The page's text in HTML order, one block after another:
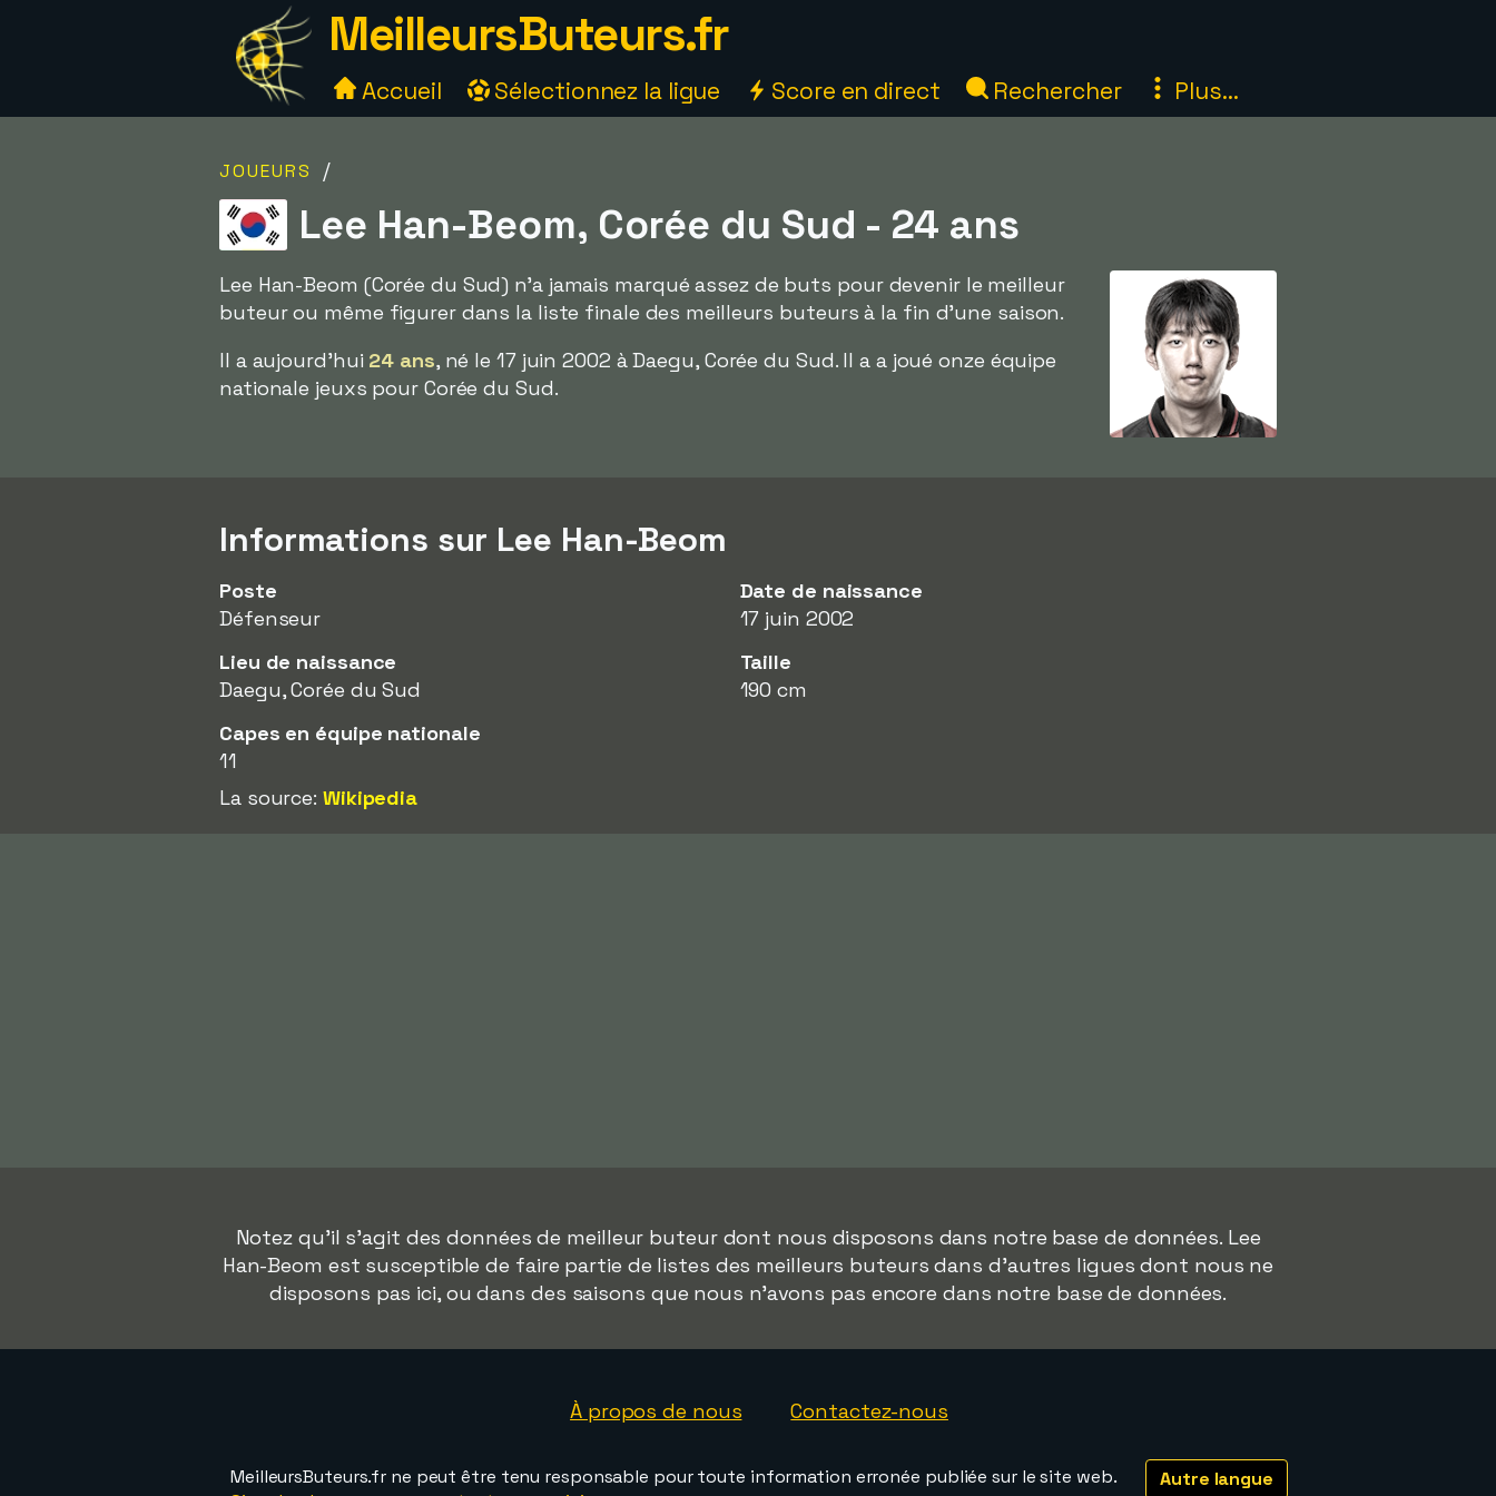
MeilleursButeurs.fr
Accueil Sélectionnez la ligue Score en direct Rechercher Plus...
JOUEURS /
Lee Han-Beom, Corée du Sud - 24 ans
Lee Han-Beom (Corée du Sud) n'a jamais marqué assez de buts pour devenir le meilleur
buteur ou même figurer dans la liste finale des meilleurs buteurs à la fin d'une saison.
Il a aujourd'hui 24 ans, né le 17 juin 2002 à Daegu, Corée du Sud. Il a a joué onze équipe
nationale jeuxs pour Corée du Sud.
Informations sur Lee Han-Beom
Poste
Défenseur
Date de naissance
17 juin 2002
Lieu de naissance
Daegu, Corée du Sud
Taille
190 cm
Capes en équipe nationale
11
La source: Wikipedia
Notez qu'il s'agit des données de meilleur buteur dont nous disposons dans notre base de données. Lee
Han-Beom est susceptible de faire partie de listes des meilleurs buteurs dans d'autres ligues dont nous ne
disposons pas ici, ou dans des saisons que nous n'avons pas encore dans notre base de données.
À propos de nous Contactez-nous
Autre langue
MeilleursButeurs.fr ne peut être tenu responsable pour toute information erronée publiée sur le site web.